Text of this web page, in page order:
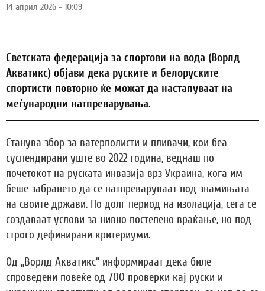
14 април 2026 - 10:09
Светската федерација за спортови на вода (Ворлд
Акватикс) објави дека руските и белоруските
спортисти повторно ќе можат да настапуваат на
меѓународни натпреварувања.
Станува збор за ватерполисти и пливачи, кои беа
суспендирани уште во 2022 година, веднаш по
почетокот на руската инвазија врз Украина, кога им
беше забрането да се натпреваруваат под знамињата
на своите држави. По долг период на изолација, сега се
создаваат услови за нивно постепено враќање, но под
строго дефинирани критериуми.
Од „Ворлд Акватикс“ информираат дека биле
спроведени повеќе од 700 проверки кај руски и